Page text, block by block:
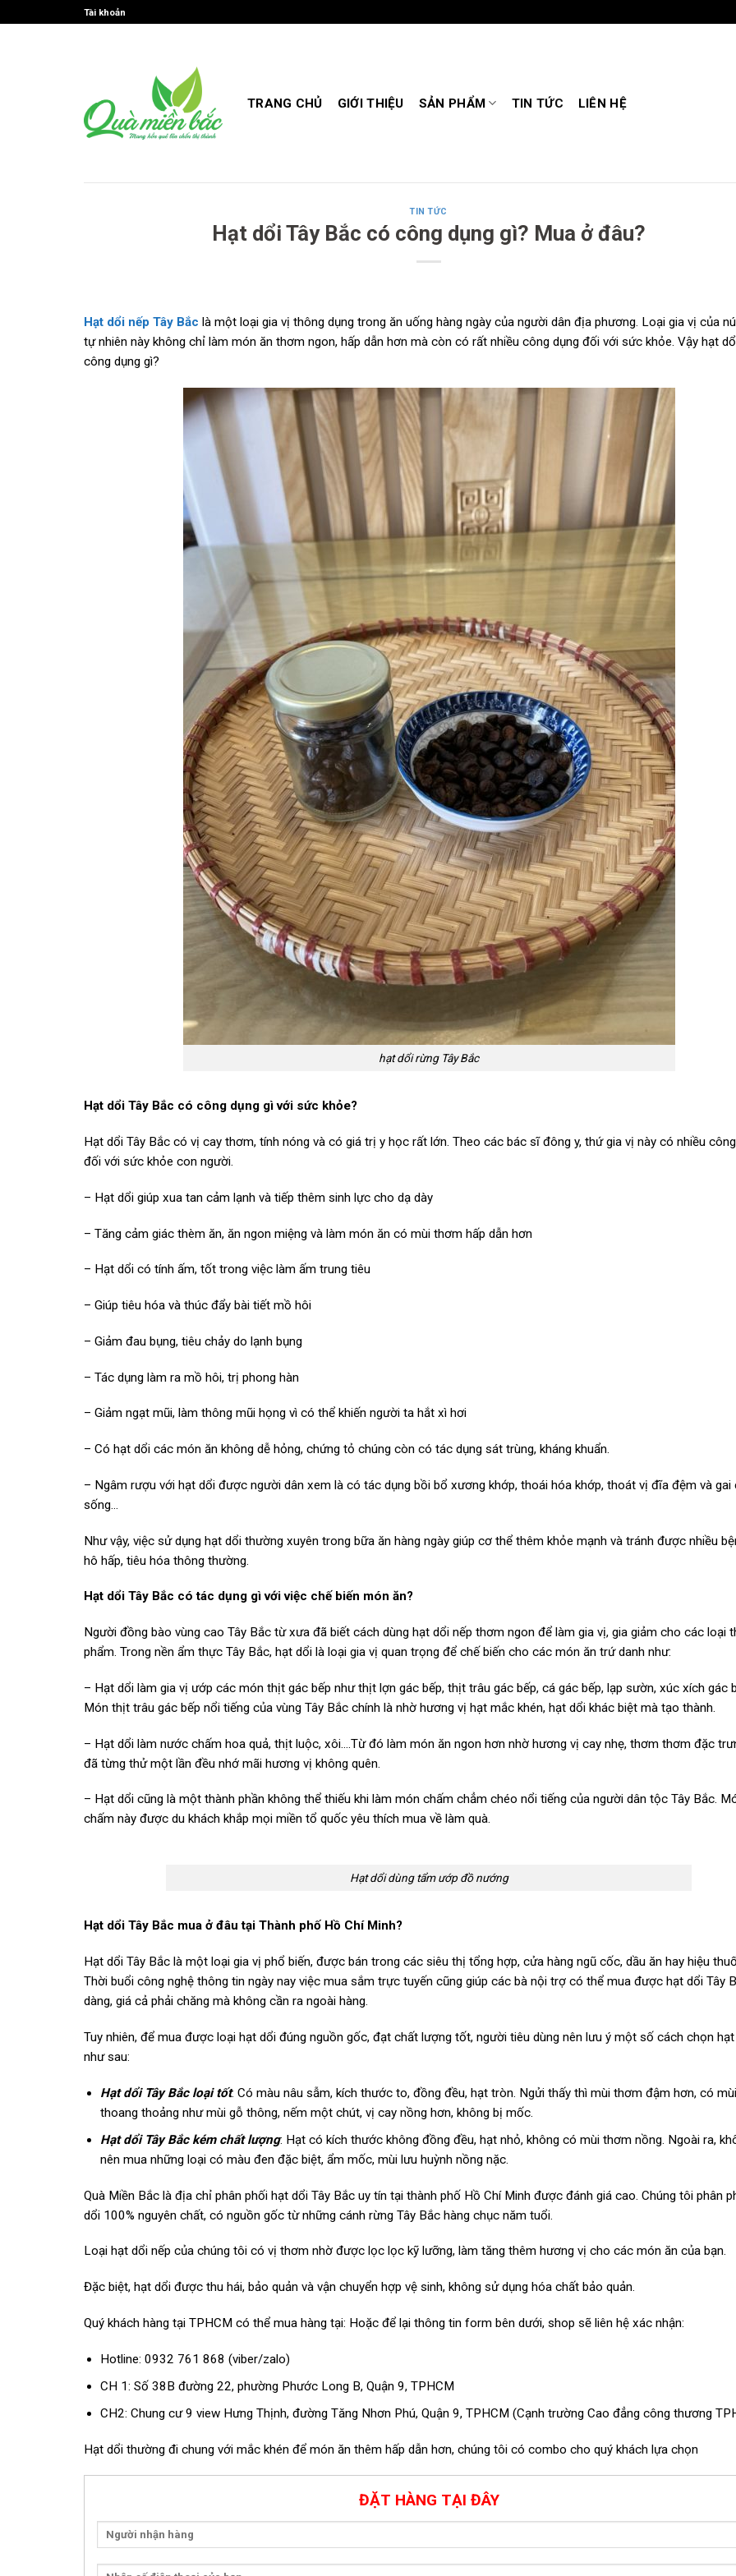
to
Tài khoản
TRANG CHỦ GIỚI THIỆU SẢN PHẨM TIN TỨC LIÊN HỆ
TIN TỨC
Hạt dổi Tây Bắc có công dụng gì? Mua ở đâu?
Hạt dổi nếp Tây Bắc là một loại gia vị thông dụng trong ăn uống hàng ngày của người dân địa phương. Loại gia vị của
tự nhiên này không chỉ làm món ăn thơm ngon, hấp dẫn hơn mà còn có rất nhiều công dụng đối với sức khỏe. Vậy hạt
công dụng gì?
hạt dổi rừng Tây Bắc
Hạt dổi Tây Bắc có công dụng gì với sức khỏe?
Hạt dổi Tây Bắc có vị cay thơm, tính nóng và có giá trị y học rất lớn. Theo các bác sĩ đông y, thứ gia vị này có nhiều
đối với sức khỏe con người.
– Hạt dổi giúp xua tan cảm lạnh và tiếp thêm sinh lực cho dạ dày
– Tăng cảm giác thèm ăn, ăn ngon miệng và làm món ăn có mùi thơm hấp dẫn hơn
– Hạt dổi có tính ấm, tốt trong việc làm ấm trung tiêu
– Giúp tiêu hóa và thúc đẩy bài tiết mồ hôi
– Giảm đau bụng, tiêu chảy do lạnh bụng
– Tác dụng làm ra mồ hôi, trị phong hàn
– Giảm ngạt mũi, làm thông mũi họng vì có thể khiến người ta hắt xì hơi
– Có hạt dổi các món ăn không dễ hỏng, chứng tỏ chúng còn có tác dụng sát trùng, kháng khuẩn.
– Ngâm rượu với hạt dổi được người dân xem là có tác dụng bồi bổ xương khớp, thoái hóa khớp, thoát vị đĩa đệm và gai
sống…
Như vậy, việc sử dụng hạt dổi thường xuyên trong bữa ăn hàng ngày giúp cơ thể thêm khỏe mạnh và tránh được nhiều
hô hấp, tiêu hóa thông thường.
Hạt dổi Tây Bắc có tác dụng gì với việc chế biến món ăn?
Người đồng bào vùng cao Tây Bắc từ xưa đã biết cách dùng hạt dổi nếp thơm ngon để làm gia vị, gia giảm cho các loại
phẩm. Trong nền ẩm thực Tây Bắc, hạt dổi là loại gia vị quan trọng để chế biến cho các món ăn trứ danh như:
– Hạt dổi làm gia vị ướp các món thịt gác bếp như thịt lợn gác bếp, thịt trâu gác bếp, cá gác bếp, lạp sườn, xúc xích gác
Món thịt trâu gác bếp nổi tiếng của vùng Tây Bắc chính là nhờ hương vị hạt mắc khén, hạt dổi khác biệt mà tạo thành.
– Hạt dổi làm nước chấm hoa quả, thịt luộc, xôi….Từ đó làm món ăn ngon hơn nhờ hương vị cay nhẹ, thơm thơm đặc
đã từng thử một lần đều nhớ mãi hương vị không quên.
– Hạt dổi cũng là một thành phần không thể thiếu khi làm món chấm chẳm chéo nổi tiếng của người dân tộc Tây Bắc.
chấm này được du khách khắp mọi miền tổ quốc yêu thích mua về làm quà.
Hạt dổi dùng tẩm ướp đồ nướng
Hạt dổi Tây Bắc mua ở đâu tại Thành phố Hồ Chí Minh?
Hạt dổi Tây Bắc là một loại gia vị phổ biến, được bán trong các siêu thị tổng hợp, cửa hàng ngũ cốc, dầu ăn hay hiệu
Thời buổi công nghệ thông tin ngày nay việc mua sắm trực tuyến cũng giúp các bà nội trợ có thể mua được hạt dổi Tây
dàng, giá cả phải chăng mà không cần ra ngoài hàng.
Tuy nhiên, để mua được loại hạt dổi đúng nguồn gốc, đạt chất lượng tốt, người tiêu dùng nên lưu ý một số cách chọn
như sau:
Hạt dổi Tây Bắc loại tốt: Có màu nâu sẫm, kích thước to, đồng đều, hạt tròn. Ngửi thấy thì mùi thơm đậm hơn, có
thoang thoảng như mùi gỗ thông, nếm một chút, vị cay nồng hơn, không bị mốc.
Hạt dổi Tây Bắc kém chất lượng: Hạt có kích thước không đồng đều, hạt nhỏ, không có mùi thơm nồng. Ngoài ra,
nên mua những loại có màu đen đặc biệt, ẩm mốc, mùi lưu huỳnh nồng nặc.
Quà Miền Bắc là địa chỉ phân phối hạt dổi Tây Bắc uy tín tại thành phố Hồ Chí Minh được đánh giá cao. Chúng tôi phân
dổi 100% nguyên chất, có nguồn gốc từ những cánh rừng Tây Bắc hàng chục năm tuổi.
Loại hạt dổi nếp của chúng tôi có vị thơm nhờ được lọc lọc kỹ lưỡng, làm tăng thêm hương vị cho các món ăn của bạn.
Đặc biệt, hạt dổi được thu hái, bảo quản và vận chuyển hợp vệ sinh, không sử dụng hóa chất bảo quản.
Quý khách hàng tại TPHCM có thể mua hàng tại: Hoặc để lại thông tin form bên dưới, shop sẽ liên hệ xác nhận:
Hotline: 0932 761 868 (viber/zalo)
CH 1: Số 38B đường 22, phường Phước Long B, Quận 9, TPHCM
CH2: Chung cư 9 view Hưng Thịnh, đường Tăng Nhơn Phú, Quận 9, TPHCM (Cạnh trường Cao đẳng công thương
Hạt dổi thường đi chung với mắc khén để món ăn thêm hấp dẫn hơn, chúng tôi có combo cho quý khách lựa chọn
ĐẶT HÀNG TẠI ĐÂY